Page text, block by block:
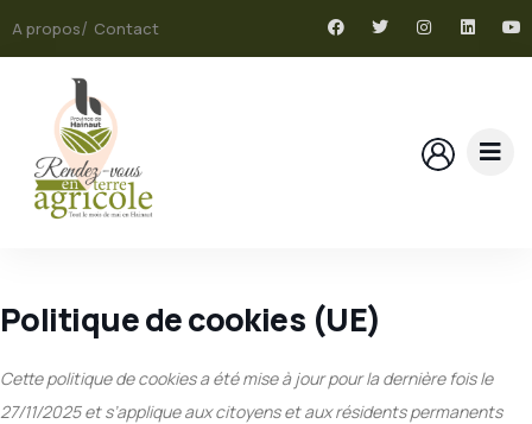
A propos Contact
Politique de cookies (UE)
Cette politique de cookies a été mise à jour pour la dernière fois le
27/11/2025 et s’applique aux citoyens et aux résidents permanents